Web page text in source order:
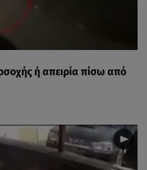
ή απειρία πίσω από